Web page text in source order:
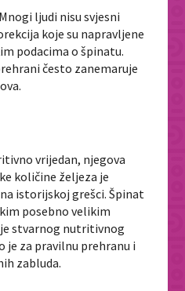
ljudi nisu svjesni
koje su napravljene
podacima o špinatu.
često zanemaruje
vrijedan, njegova
količine željeza je
istorijskoj grešci. Špinat
posebno velikim
stvarnog nutritivnog
je za pravilnu prehranu i
zabluda.